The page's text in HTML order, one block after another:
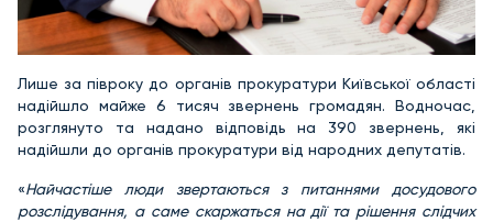
Лише за півроку до органів прокуратури Київської області
надійшло майже 6 тисяч звернень громадян. Водночас,
розглянуто та надано відповідь на 390 звернень, які
надійшли до органів прокуратури від народних депутатів.
«Найчастіше люди звертаються з питаннями досудового
розслідування, а саме скаржаться на дії та рішення слідчих